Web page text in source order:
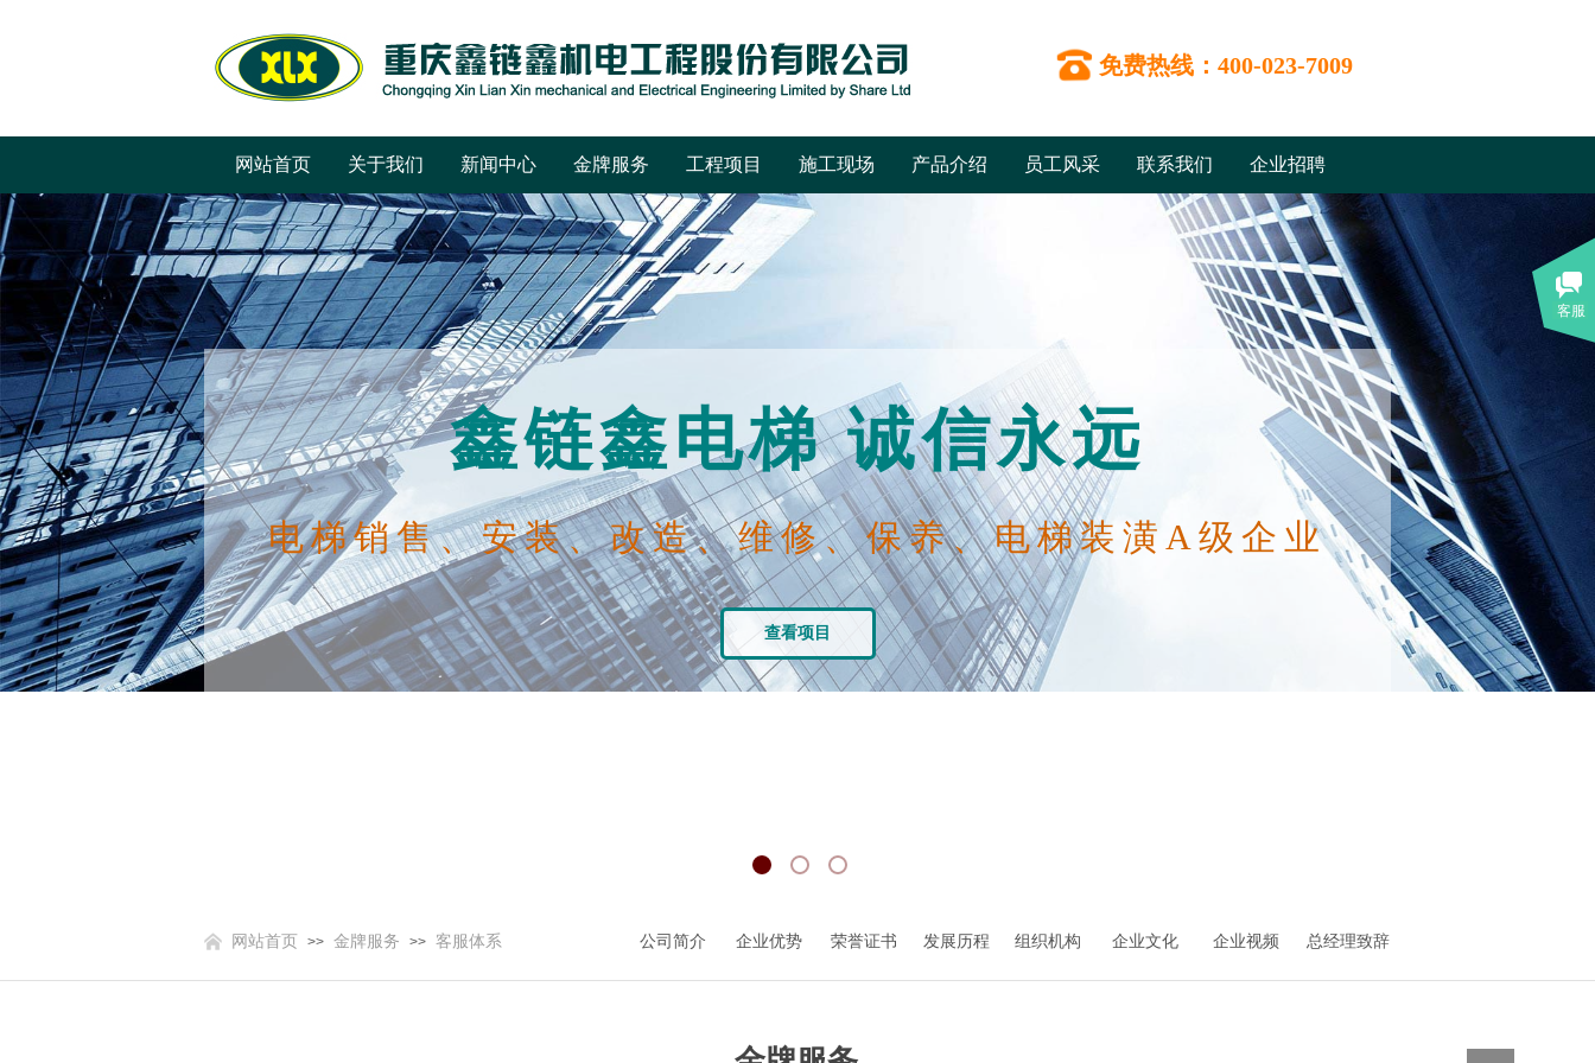
免费热线：400-023-7009
网站首页 关于我们 新闻中心 金牌服务 工程项目 施工现场 产品介绍 员工风采 联系我们 企业招聘
鑫链鑫电梯 诚信永远
电梯销售、安装、改造、维修、保养、电梯装潢A级企业
查看项目
总经理致辞
企业视频
企业优势 企业文化
公司简介 荣誉证书 发展历程 组织机构
网站首页 >> 金牌服务 >> 客服体系
客服